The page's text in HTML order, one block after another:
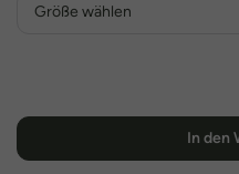
Größe wählen
In den